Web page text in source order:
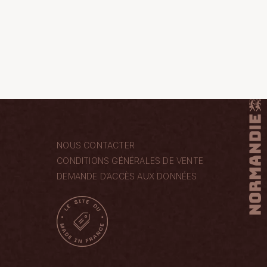
NOUS CONTACTER
CONDITIONS GÉNÉRALES DE VENTE
DEMANDE D’ACCÈS AUX DONNÉES